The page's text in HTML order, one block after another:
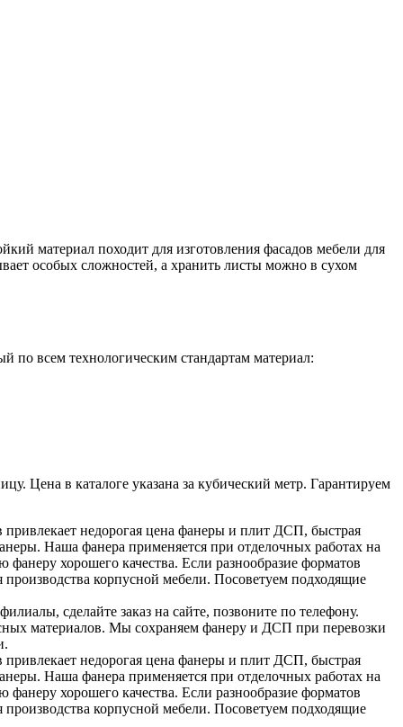
материал походит для изготовления фасадов мебели для
особых сложностей, а хранить листы можно в сухом
по всем технологическим стандартам материал:
в каталоге указана за кубический метр. Гарантируем
недорогая цена фанеры и плит ДСП, быстрая
Наша фанера применяется при отделочных работах на
хорошего качества. Если разнообразие форматов
корпусной мебели. Посоветуем подходящие
сделайте заказ на сайте, позвоните по телефону.
материалов. Мы сохраняем фанеру и ДСП при перевозки
недорогая цена фанеры и плит ДСП, быстрая
Наша фанера применяется при отделочных работах на
хорошего качества. Если разнообразие форматов
корпусной мебели. Посоветуем подходящие